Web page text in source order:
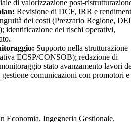
di valorizzazione post-
Revisione di DCF, IRR e
dei costi (Prezzario Regione,
identificazione dei rischi operativi,
Supporto nella strutturazione
ECSP/CONSOB); redazione di
stato avanzamento lavori
comunicazioni con promotori e
Economia, Ingegneria Gestionale,